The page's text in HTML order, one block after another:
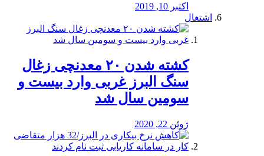
اکتبر 10, 2019
اشتغال
کشته شدن ۲۰ معدنچی زغال
سنگ البرز غربی وارد بیست و
سومین سال شد
ژوئن 22, 2020